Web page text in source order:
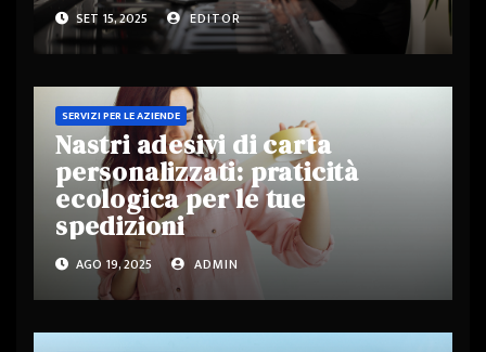
SET 15, 2025 EDITOR
SERVIZI PER LE AZIENDE
Nastri adesivi di carta
personalizzati: praticità
ecologica per le tue
spedizioni
AGO 19, 2025 ADMIN